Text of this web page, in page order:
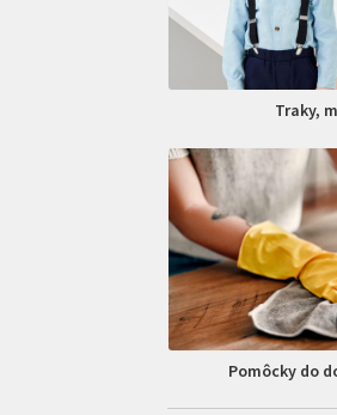
Traky,
Pomôcky do